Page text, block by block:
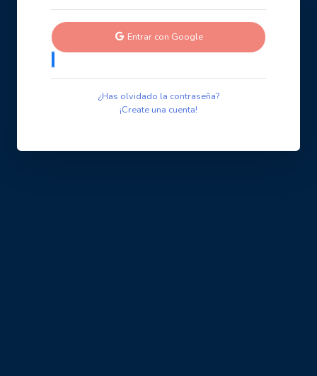
Entrar con Google
¿Has olvidado la contraseña?
¡Create una cuenta!